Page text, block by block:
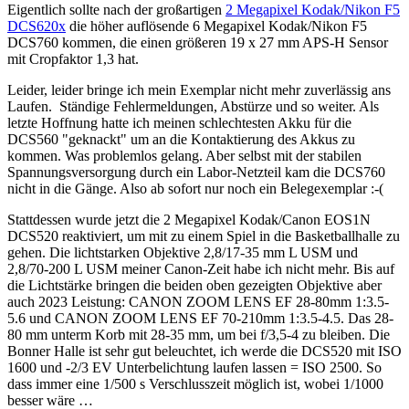
Eigentlich sollte nach der großartigen 2 Megapixel Kodak/Nikon F5
DCS620x die höher auflösende 6 Megapixel Kodak/Nikon F5
DCS760 kommen, die einen größeren 19 x 27 mm APS-H Sensor
mit Cropfaktor 1,3 hat.
Leider, leider bringe ich mein Exemplar nicht mehr zuverlässig ans
Laufen. Ständige Fehlermeldungen, Abstürze und so weiter. Als
letzte Hoffnung hatte ich meinen schlechtesten Akku für die
DCS560 "geknackt" um an die Kontaktierung des Akkus zu
kommen. Was problemlos gelang. Aber selbst mit der stabilen
Spannungsversorgung durch ein Labor-Netzteil kam die DCS760
nicht in die Gänge. Also ab sofort nur noch ein Belegexemplar :-(
Stattdessen wurde jetzt die 2 Megapixel Kodak/Canon EOS1N
DCS520 reaktiviert, um mit zu einem Spiel in die Basketballhalle zu
gehen. Die lichtstarken Objektive 2,8/17-35 mm L USM und
2,8/70-200 L USM meiner Canon-Zeit habe ich nicht mehr. Bis auf
die Lichtstärke bringen die beiden oben gezeigten Objektive aber
auch 2023 Leistung: CANON ZOOM LENS EF 28-80mm 1:3.5-
5.6 und CANON ZOOM LENS EF 70-210mm 1:3.5-4.5. Das 28-
80 mm unterm Korb mit 28-35 mm, um bei f/3,5-4 zu bleiben. Die
Bonner Halle ist sehr gut beleuchtet, ich werde die DCS520 mit ISO
1600 und -2/3 EV Unterbelichtung laufen lassen = ISO 2500. So
dass immer eine 1/500 s Verschlusszeit möglich ist, wobei 1/1000
besser wäre …